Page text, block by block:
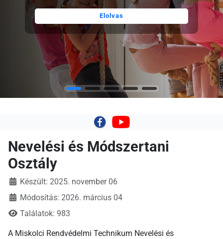
Elolvas
Nevelési és Módszertani
Osztály
Készült: 2025. november 06
Módosítás: 2026. március 04
Találatok: 983
A Miskolci Rendvédelmi Technikum Nevelési és